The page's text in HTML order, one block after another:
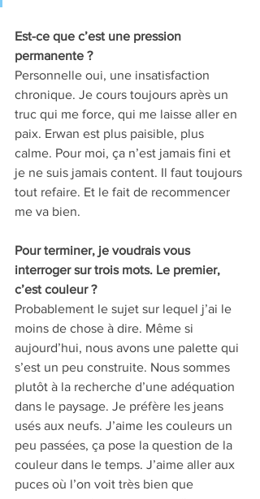
Est-ce que c’est une pression
permanente ?
Personnelle oui, une insatisfaction
chronique. Je cours toujours après un
truc qui me force, qui me laisse aller en
paix. Erwan est plus paisible, plus
calme. Pour moi, ça n’est jamais fini et
je ne suis jamais content. Il faut toujours
tout refaire. Et le fait de recommencer
me va bien.
Pour terminer, je voudrais vous
interroger sur trois mots. Le premier,
c’est couleur ?
Probablement le sujet sur lequel j’ai le
moins de chose à dire. Même si
aujourd’hui, nous avons une palette qui
s’est un peu construite. Nous sommes
plutôt à la recherche d’une adéquation
dans le paysage. Je préfère les jeans
usés aux neufs. J’aime les couleurs un
peu passées, ça pose la question de la
couleur dans le temps. J’aime aller aux
puces où l’on voit très bien que